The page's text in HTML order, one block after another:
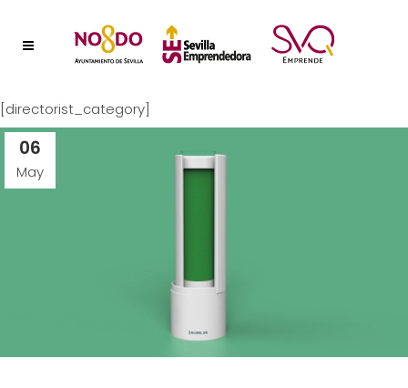
[directorist_category]
06
May